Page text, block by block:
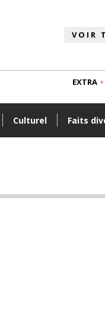
Culturel Faits
EXTRA